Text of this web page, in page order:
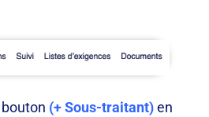
(+ Sous-traitant)en